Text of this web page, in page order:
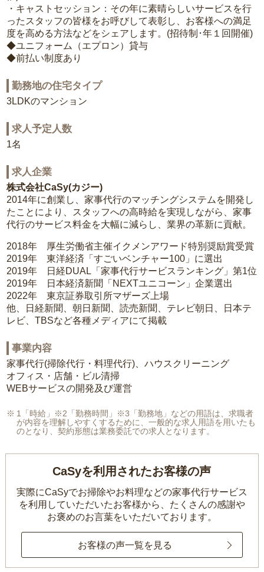
・キャストセッション：その年に素晴らしいサービスを行
ったスタッフの皆様をお呼びして表彰し、お客様への満足
度を高める方法などをシェアします。(招待制･年１回開催)
◆ユニフォーム（エプロン）貸与
◆前払い制度あり
勤務地の住宅タイプ
3LDKのマンション
求人予定人数
1名
求人企業
株式会社CaSy(カジー)
2014年に創業し、家事代行のマッチングシステムを開発し
たことにより、スタッフへの高時給を実現しながら、家事
代行のサービス料金を大幅に減らし、業界の革新に貢献。
2018年 厚生労働省主催イクメンアワード特別奨励賞受賞
2019年 東洋経済「すごいベンチャー100」に選出
2019年 日経DUAL「家事代行サービスランキング」第1位
2019年 日本経済新聞「NEXTユニコーン」企業選出
2022年 東京証券取引所マザーズ上場
他、日経新聞、朝日新聞、読売新聞、テレビ朝日、日本テ
レビ、TBSなど各種メディアにて掲載
事業内容
家事代行(掃除代行・料理代行)、ハウスクリーニング
オフィス・店舗・ビル清掃
WEBサービスの開発及び運営
1「時給」※2「勤務時間」※3「勤務地」などの用語は、求職者
が内容を理解しやすくするために、一般的な求人用語を用いたも
のとなり、契約形態は業務委託での求人となります。
CaSyを利用されたお客様の声
実際にCaSyでお掃除やお料理などの家事代行サービス
を利用していただいたお客様から、 たくさんの感謝や
お褒めのお言葉をいただいております。
お客様の声一覧を見る